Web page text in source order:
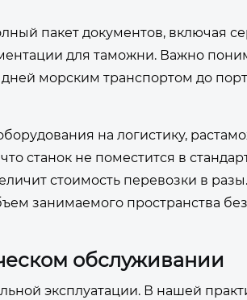
пакет документов, включая
для таможни. Важно
дней морским транспортом до
на логистику,
станок не поместится в
стоимость перевозки в
занимаемого пространства
обслуживании
эксплуатации. В нашей